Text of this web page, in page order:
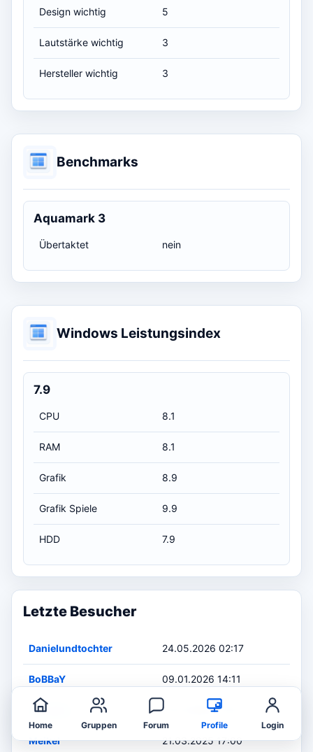
Design wichtig 5
Lautstärke wichtig 3
Hersteller wichtig 3
Benchmarks
Aquamark 3
Übertaktet nein
Windows Leistungsindex
7.9
CPU 8.1
RAM 8.1
Grafik 8.9
Grafik Spiele 9.9
HDD 7.9
Letzte Besucher
Danielundtochter 24.05.2026 02:17
BoBBaY 09.01.2026 14:11
Gravarty 25.12.2025 14:42
Meikel 21.03.2025 17:00
Home Gruppen Forum Profile Login